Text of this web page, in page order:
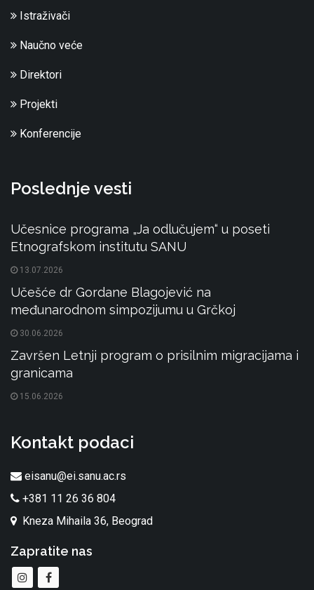
Istraživači
Naučno veće
Direktori
Projekti
Konferencije
Poslednje vesti
Učesnice programa „Ja odlučujem“ u poseti
Etnografskom institutu SANU
13.07.2026
Učešće dr Gordane Blagojević na
međunarodnom simpozijumu u Grčkoj
30.06.2026
Završen Letnji program o prisilnim migracijama i
granicama
15.06.2026
Kontakt podaci
eisanu@ei.sanu.ac.rs
+381 11 26 36 804
Kneza Mihaila 36, Beograd
Zapratite nas